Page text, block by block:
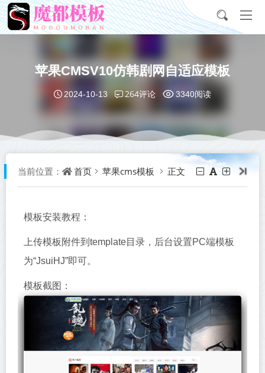
苹果CMSV10仿韩剧网自适应模板
2024-10-13 264评论 3340阅读
当前位置： 首页 苹果cms模板 正文
模板安装教程：
上传模板附件到template目录，后台设置PC端模板
为“JsuiHJ”即可。
模板截图：